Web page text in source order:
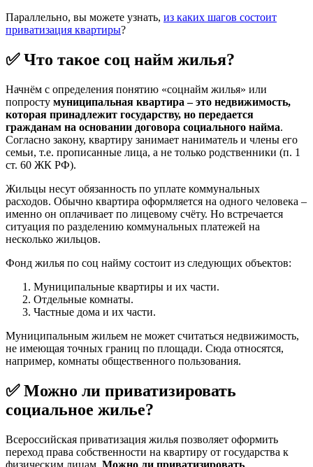
Параллельно, вы можете узнать, из каких шагов состоит
приватизация квартиры?
✅ Что такое соц найм жилья?
Начнём с определения понятию «соцнайм жилья» или
попросту муниципальная квартира – это недвижимость,
которая принадлежит государству, но передается
гражданам на основании договора социального найма.
Согласно закону, квартиру занимает наниматель и члены его
семьи, т.е. прописанные лица, а не только родственники (п. 1
ст. 60 ЖК РФ).
Жильцы несут обязанность по уплате коммунальных
расходов. Обычно квартира оформляется на одного человека –
именно он оплачивает по лицевому счёту. Но встречается
ситуация по разделению коммунальных платежей на
несколько жильцов.
Фонд жилья по соц найму состоит из следующих объектов:
Муниципальные квартиры и их части.
Отдельные комнаты.
Частные дома и их части.
Муниципальным жильем не может считаться недвижимость,
не имеющая точных границ по площади. Сюда относятся,
например, комнаты общественного пользования.
✅ Можно ли приватизировать
социальное жилье?
Всероссийская приватизация жилья позволяет оформить
переход права собственности на квартиру от государства к
физическим лицам. Можно ли приватизировать